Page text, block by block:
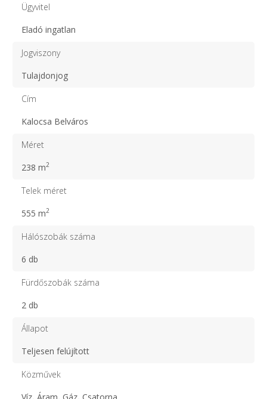
Ügyvitel
Eladó ingatlan
Jogviszony
Tulajdonjog
Cím
Kalocsa Belváros
Méret
238 m2
Telek méret
555 m2
Hálószobák száma
6 db
Fürdőszobák száma
2 db
Állapot
Teljesen felújított
Közművek
Víz, Áram, Gáz, Csatorna